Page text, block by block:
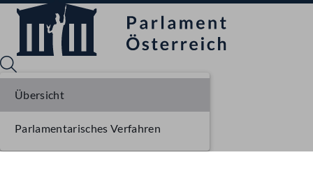
Übersicht
Parlamentarisches Verfahren